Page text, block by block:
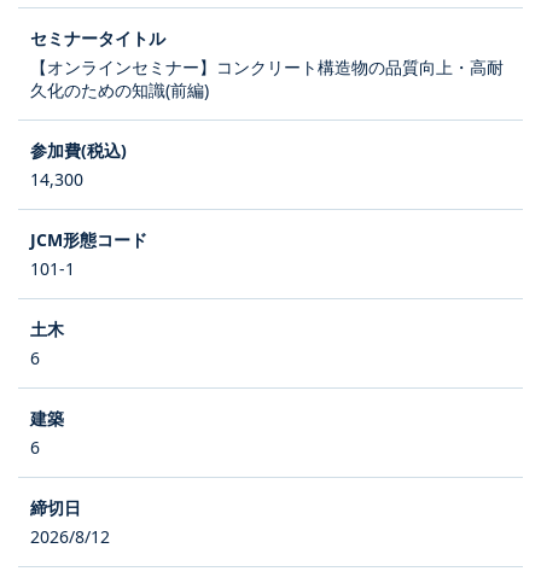
【オンラインセミナー】コンクリート構造物の品質向上・高耐
久化のための知識(前編)
14,300
101-1
6
6
2026/8/12